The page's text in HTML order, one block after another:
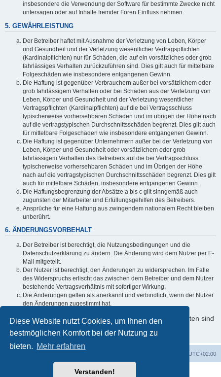
Diese Website nutzt Cookies, um Ihnen den
bestmöglichen Komfort bei der Nutzung zu
bieten. Mehr erfahren
Verstanden!
insbesondere die Verwendung der Software für bestimmte Zwecke nicht
untersagen oder auf Inhalte fremder Foren Einfluss nehmen.
5. GEWÄHRLEISTUNG
Der Betreiber haftet mit Ausnahme der Verletzung von Leben, Körper
und Gesundheit und der Verletzung wesentlicher Vertragspflichten
(Kardinalpflichten) nur für Schäden, die auf ein vorsätzliches oder grob
fahrlässiges Verhalten zurückzuführen sind. Dies gilt auch für mittelbare
Folgeschäden wie insbesondere entgangenen Gewinn.
Die Haftung ist gegenüber Verbrauchern außer bei vorsätzlichem oder
grob fahrlässigem Verhalten oder bei Schäden aus der Verletzung von
Leben, Körper und Gesundheit und der Verletzung wesentlicher
Vertragspflichten (Kardinalpflichten) auf die bei Vertragsschluss
typischerweise vorhersehbaren Schäden und im übrigen der Höhe nach
auf die vertragstypischen Durchschnittsschäden begrenzt. Dies gilt auch
für mittelbare Folgeschäden wie insbesondere entgangenen Gewinn.
Die Haftung ist gegenüber Unternehmern außer bei der Verletzung von
Leben, Körper und Gesundheit oder vorsätzlichem oder grob
fahrlässigem Verhalten des Betreibers auf die bei Vertragsschluss
typischerweise vorhersehbaren Schäden und im Übrigen der Höhe
nach auf die vertragstypischen Durchschnittsschäden begrenzt. Dies gilt
auch für mittelbare Schäden, insbesondere entgangenen Gewinn.
Die Haftungsbegrenzung der Absätze a bis c gilt sinngemäß auch
zugunsten der Mitarbeiter und Erfüllungsgehilfen des Betreibers.
Ansprüche für eine Haftung aus zwingendem nationalem Recht bleiben
unberührt.
6. ÄNDERUNGSVORBEHALT
Der Betreiber ist berechtigt, die Nutzungsbedingungen und die
Datenschutzerklärung zu ändern. Die Änderung wird dem Nutzer per E-
Mail mitgeteilt.
Der Nutzer ist berechtigt, den Änderungen zu widersprechen. Im Falle
des Widerspruchs erlischt das zwischen dem Betreiber und dem Nutzer
bestehende Vertragsverhältnis mit sofortiger Wirkung.
Die Änderungen gelten als anerkannt und verbindlich, wenn der Nutzer
den Änderungen zugestimmt hat.
Informationen über den Umgang mit Ihren persönlichen Daten sind
in der Datenschutzerklärung enthalten.
UTC+02:00
Powered byphpBB® Forum Software © phpBB Limited